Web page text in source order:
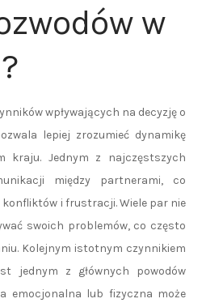
w
wpływających na decyzję o
lepiej zrozumieć dynamikę
kraju. Jednym z najczęstszych
między partnerami, co
i frustracji. Wiele par nie
swoich problemów, co często
Kolejnym istotnym czynnikiem
jednym z głównych powodów
emocjonalna lub fizyczna może